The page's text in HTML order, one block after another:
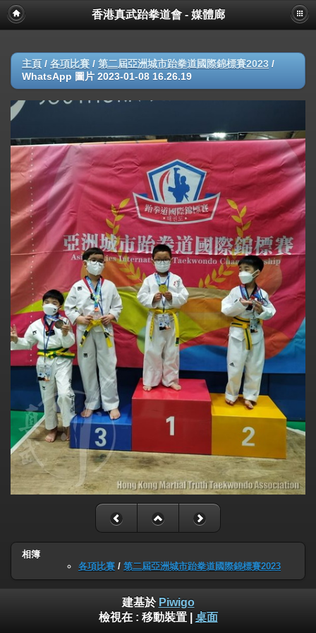
香港真武跆拳道會 - 媒體廊
主頁 / 各項比賽 / 第二屆亞洲城市跆拳道國際錦標賽2023 /
WhatsApp 圖片 2023-01-08 16.26.19
相簿
各項比賽 / 第二屆亞洲城市跆拳道國際錦標賽2023
建基於 Piwigo
檢視在 : 移動裝置| 桌面